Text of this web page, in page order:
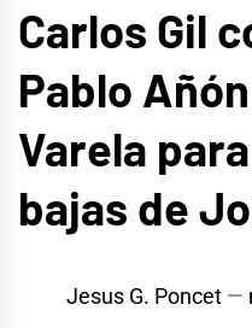
Carlos Gil
Pablo
Varela
bajas de
Jesus G. Poncet